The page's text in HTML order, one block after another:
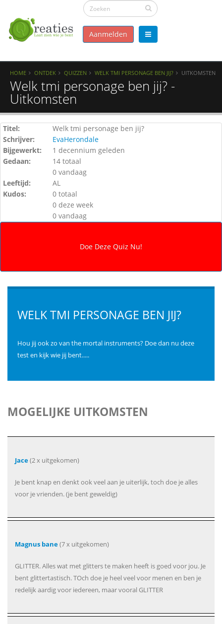
Aanmelden
HOME ONTDEK QUIZZEN WELK TMI PERSONAGE BEN JIJ? UITKOMSTEN
Welk tmi personage ben jij? -
Uitkomsten
Titel:
Welk tmi personage ben jij?
Schrijver:
EvaHerondale
Bijgewerkt:
1 decennium geleden
Gedaan:
14 totaal
0 vandaag
Leeftijd:
AL
Kudos:
0 totaal
0 deze week
0 vandaag
WELK TMI PERSONAGE BEN JIJ?
Hou jij ook zo van the mortal instruments? Doe dan nu deze
test en kijk wie jij bent.....
MOGELIJKE UITKOMSTEN
Jace(2 x uitgekomen)
Je bent knap en denkt ook veel aan je uiterlijk, toch doe je alles
voor je vrienden. (je bent geweldig)
Magnus bane(7 x uitgekomen)
GLITTER. Alles wat met glitters te maken heeft is goed voor jou. Je
bent glittertastisch. TOch doe je heel veel voor menen en ben je
redelijk aardig voor iedereen, maar vooral GLITTER